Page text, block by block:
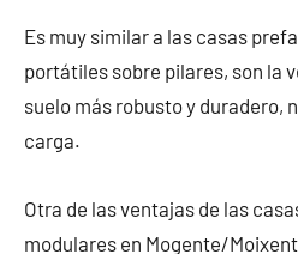
Es muy similar a las casas
portátiles sobre pilares, son la
suelo más robusto y duradero,
carga.
Otra de las ventajas de las
modulares en Mogente/